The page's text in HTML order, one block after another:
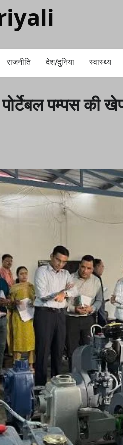
राजनीति देश/दुनिया स्वास्थ्य
पम्पस की